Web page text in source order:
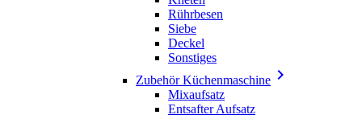
Rührbesen
Siebe
Deckel
Sonstiges
Zubehör Küchenmaschine 
Mixaufsatz
Entsafter Aufsatz